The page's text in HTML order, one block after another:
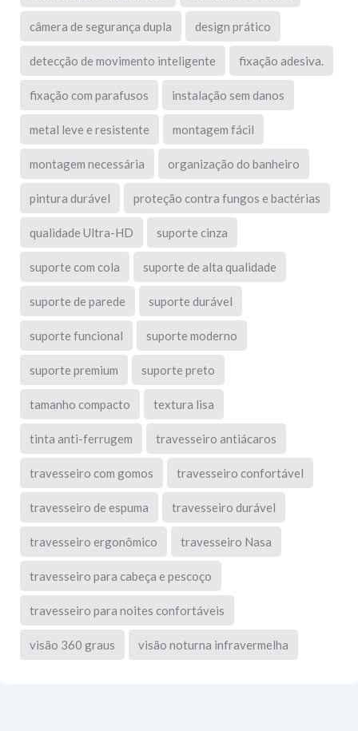
câmera de segurança dupla design prático
detecção de movimento inteligente fixação adesiva.
fixação com parafusos instalação sem danos
metal leve e resistente montagem fácil
montagem necessária organização do banheiro
pintura durável proteção contra fungos e bactérias
qualidade Ultra-HD suporte cinza
suporte com cola suporte de alta qualidade
suporte de parede suporte durável
suporte funcional suporte moderno
suporte premium suporte preto
tamanho compacto textura lisa
tinta anti-ferrugem travesseiro antiácaros
travesseiro com gomos travesseiro confortável
travesseiro de espuma travesseiro durável
travesseiro ergonômico travesseiro Nasa
travesseiro para cabeça e pescoço
travesseiro para noites confortáveis
visão 360 graus visão noturna infravermelha